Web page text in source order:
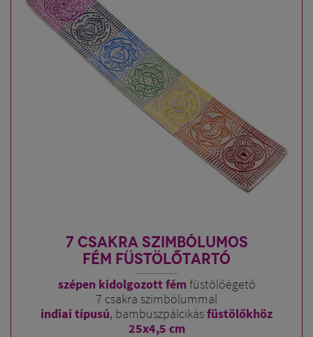
7 CSAKRA SZIMBÓLUMOS
FÉM FÜSTÖLŐTARTÓ
szépen kidolgozott fémfüstölőégető
7 csakra szimbólummal
indiai típusú, bambuszpálcikásfüstölőkhöz
25x4,5 cm